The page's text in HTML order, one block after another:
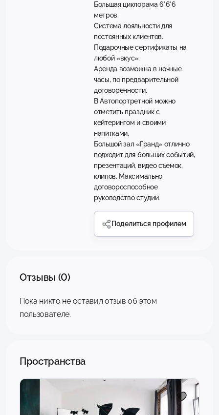
Большая циклорама 6*6*6
метров.
Система лояльности для
постоянных клиентов.
Подарочные сертификаты на
любой «вкус».
Аренда возможна в ночные
часы, по предварительной
договоренности.
В Автопортретной можно
отметить праздник с
кейтерингом и своими
напитками.
Большой зал «Гранд» отлично
подходит для больших событий,
презентаций, видео съемок,
клипов. Максимально
договороспособное
руководство студии.
Поделиться профилем
Отзывы (0)
Пока никто не оставил отзыв об этом
пользователе.
Пространства